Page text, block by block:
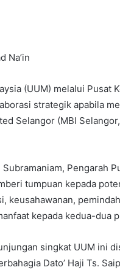
Na’in
(UUM) melalui Pusat
strategik apabila
Selangor (MBI
Pengarah
tumpuan kepada
keusahawanan,
kepada kedua-dua
singkat UUM ini
Dato’ Haji Ts.